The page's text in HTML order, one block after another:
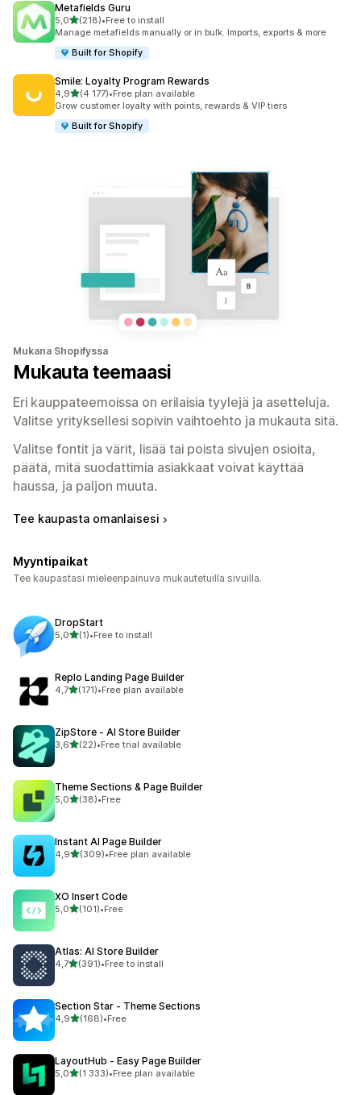
Metafields Guru
5,0/ 5 tähteä
(218)
218 arvostelua yhteensä
•Free to install
Manage metafields manually or in bulk. Imports, exports & more
Built for Shopify
Smile: Loyalty Program Rewards
4,9/ 5 tähteä
(4 177)
4177 arvostelua yhteensä
•Free plan available
Grow customer loyalty with points, rewards & VIP tiers
Built for Shopify
Mukana Shopifyssa
Mukauta teemaasi
Eri kauppateemoissa on erilaisia tyylejä ja asetteluja.
Valitse yrityksellesi sopivin vaihtoehto ja mukauta sitä.
Valitse fontit ja värit, lisää tai poista sivujen osioita,
päätä, mitä suodattimia asiakkaat voivat käyttää
haussa, ja paljon muuta.
Tee kaupasta omanlaisesi
Myyntipaikat
Tee kaupastasi mieleenpainuva mukautetuilla sivuilla.
DropStart
5,0/ 5 tähteä
(1)
1 arvostelua yhteensä
•Free to install
Replo Landing Page Builder
4,7/ 5 tähteä
(171)
171 arvostelua yhteensä
•Free plan available
ZipStore ‑ AI Store Builder
3,6/ 5 tähteä
(22)
22 arvostelua yhteensä
•Free trial available
Theme Sections & Page Builder
5,0/ 5 tähteä
(38)
38 arvostelua yhteensä
•Free
Instant AI Page Builder
4,9/ 5 tähteä
(309)
309 arvostelua yhteensä
•Free plan available
XO Insert Code
5,0/ 5 tähteä
(101)
101 arvostelua yhteensä
•Free
Atlas: AI Store Builder
4,7/ 5 tähteä
(391)
391 arvostelua yhteensä
•Free to install
Section Star ‑ Theme Sections
4,9/ 5 tähteä
(168)
168 arvostelua yhteensä
•Free
LayoutHub ‑ Easy Page Builder
5,0/ 5 tähteä
(1 333)
1333 arvostelua yhteensä
•Free plan available